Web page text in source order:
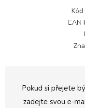
Kód
EAN
Pokud si přejete
zadejte svou e-